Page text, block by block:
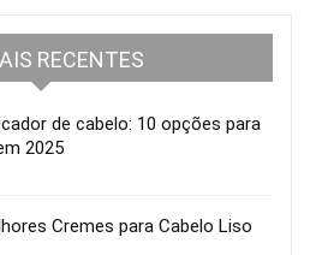
RECENTES
de cabelo: 10 opções para
2025
Cremes para Cabelo Liso